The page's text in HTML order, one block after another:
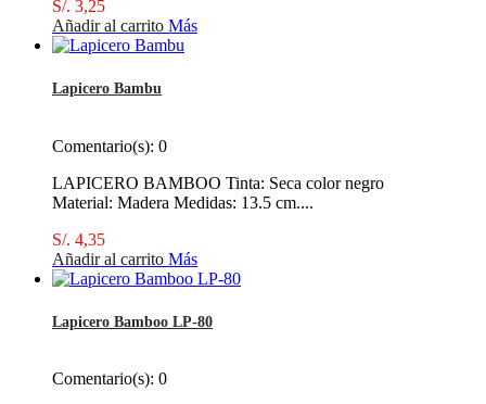
S/. 3,25
Añadir al carrito Más
Lapicero Bambu
Comentario(s): 0
LAPICERO BAMBOO Tinta: Seca color negro
Material: Madera Medidas: 13.5 cm....
S/. 4,35
Añadir al carrito Más
Lapicero Bamboo LP-80
Comentario(s): 0